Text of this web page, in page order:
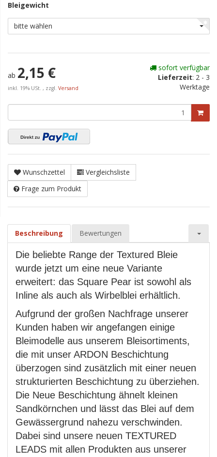
Bleigewicht
bitte wählen
ab 2,15 €
inkl. 19% USt. , zzgl. Versand
sofort verfügbar
Lieferzeit: 2 - 3
Werktage
Wunschzettel
Vergleichsliste
Frage zum Produkt
Beschreibung Bewertungen
Die beliebte Range der Textured Bleie
wurde jetzt um eine neue Variante
erweitert: das Square Pear ist sowohl als
Inline als auch als Wirbelblei erhältlich.
Aufgrund der großen Nachfrage unserer
Kunden haben wir angefangen einige
Bleimodelle aus unserem Bleisortiments,
die mit unser ARDON Beschichtung
überzogen sind zusätzlich mit einer neuen
strukturierten Beschichtung zu überziehen.
Die Neue Beschichtung ähnelt kleinen
Sandkörnchen und lässt das Blei auf dem
Gewässergrund nahezu verschwinden.
Dabei sind unsere neuen TEXTURED
LEADS mit allen Produkten aus unserer